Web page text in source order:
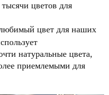
цветов для
цвет для наших
натуральные цвета,
приемлемыми для